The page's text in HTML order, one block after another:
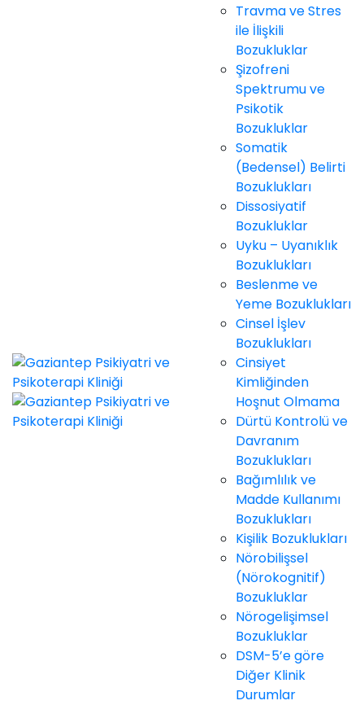
Travma ve Stres
ile İlişkili
Bozukluklar
Şizofreni
Spektrumu ve
Psikotik
Bozukluklar
Somatik
(Bedensel) Belirti
Bozuklukları
Dissosiyatif
Bozukluklar
Uyku – Uyanıklık
Bozuklukları
Beslenme ve
Yeme Bozuklukları
Cinsel İşlev
Bozuklukları
Cinsiyet
Kimliğinden
Hoşnut Olmama
Dürtü Kontrolü ve
Davranım
Bozuklukları
Bağımlılık ve
Madde Kullanımı
Bozuklukları
Kişilik Bozuklukları
Nörobilişsel
(Nörokognitif)
Bozukluklar
Nörogelişimsel
Bozukluklar
DSM-5’e göre
Diğer Klinik
Durumlar